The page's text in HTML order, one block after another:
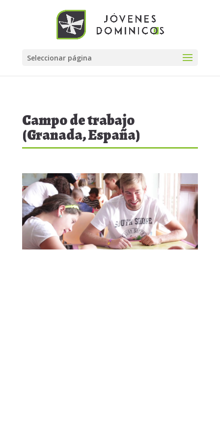
Seleccionar página
Campo de trabajo
(Granada, España)